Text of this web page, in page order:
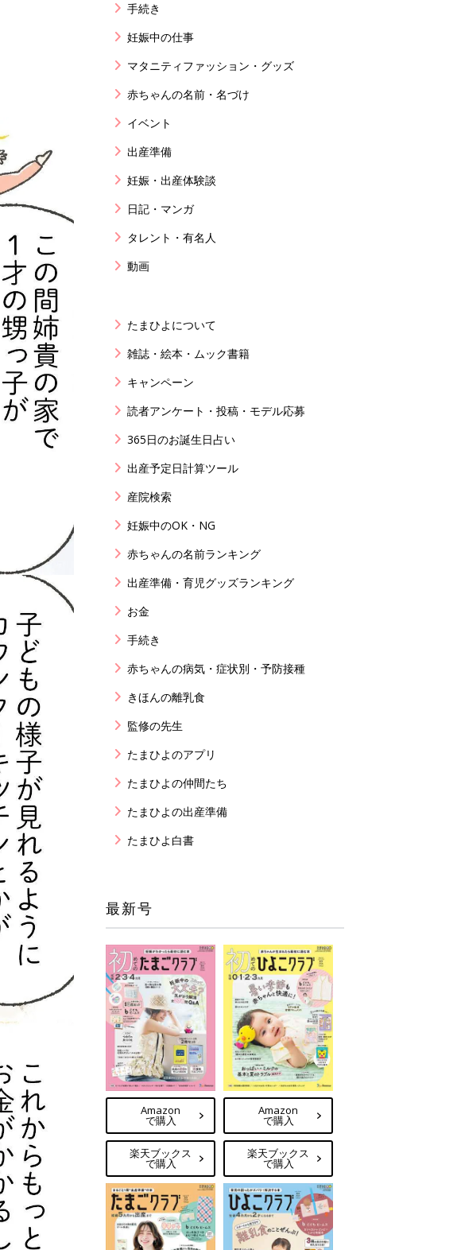
手続き
妊娠中の仕事
マタニティファッション・グッズ
赤ちゃんの名前・名づけ
イベント
出産準備
妊娠・出産体験談
日記・マンガ
タレント・有名人
動画
たまひよについて
雑誌・絵本・ムック書籍
キャンペーン
読者アンケート・投稿・モデル応募
365日のお誕生日占い
出産予定日計算ツール
産院検索
妊娠中のOK・NG
赤ちゃんの名前ランキング
出産準備・育児グッズランキング
お金
手続き
赤ちゃんの病気・症状別・予防接種
きほんの離乳食
監修の先生
たまひよのアプリ
たまひよの仲間たち
たまひよの出産準備
たまひよ白書
最新号
Amazon
で購入
楽天ブックス
で購入
Amazon
で購入
楽天ブックス
で購入